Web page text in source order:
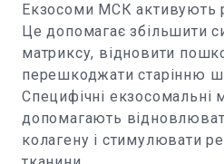
Екзосоми МСК активують
Це допомагає збільшити
матриксу, відновити
перешкоджати старінню
Специфічні екзосомальні
допомагають
колагену і стимулювати